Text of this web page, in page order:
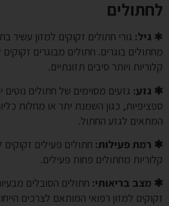
לחתולים
✱ גיל: גורי חתולים זקוקים למזון עשיר
מחתולים בוגרים. חתולים מבוגרים
קלוריות ויותר סיבים תזונתיים.
✱ גזע: גזעים מסוימים של חתולים נוטים
ספציפיות, כגון השמנת יתר או מחלות
המתאים לגזע החתול.
✱ רמת פעילות: חתולים פעילים זקוקים
קלוריות מחתולים פחות פעילים.
✱ מצב בריאותי: חתולים הסובלים
זקוקים למזון רפואי המותאם לצרכים